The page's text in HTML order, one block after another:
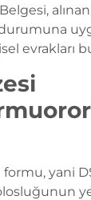
evrakları
yani